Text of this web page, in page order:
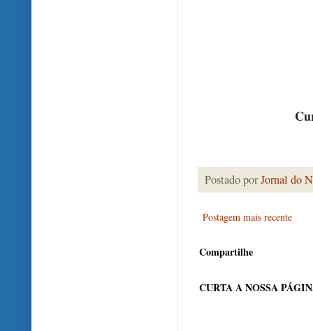
Postado porJornal do
Postagem mais recente
Compartilhe
CURTA A NOSSA